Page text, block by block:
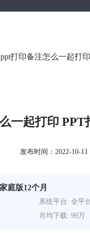
打印备注怎么一起打
一起打印
发布时间：2022-10-11
庭版12个月
系统平台: 全平
月均下载: 99万